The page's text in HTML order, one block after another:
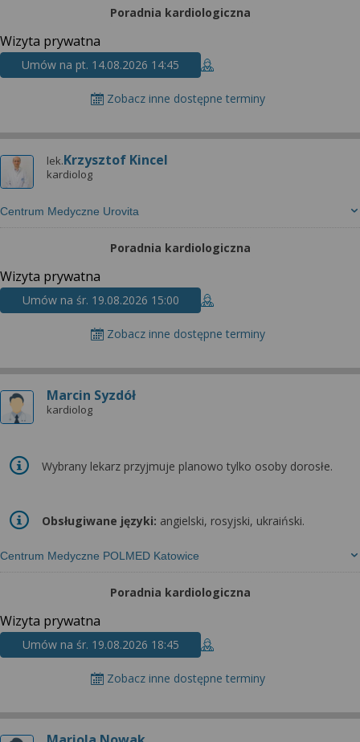
Poradnia kardiologiczna
Wizyta prywatna
Umów na pt. 14.08.2026 14:45
Zobacz inne dostępne terminy
lek.Krzysztof Kincel
kardiolog
Centrum Medyczne Urovita
Poradnia kardiologiczna
Wizyta prywatna
Umów na śr. 19.08.2026 15:00
Zobacz inne dostępne terminy
Marcin Syzdół
kardiolog
Centrum Medyczne POLMED Katowice
Wybrany lekarz przyjmuje planowo tylko osoby dorosłe.
Obsługiwane języki: angielski, rosyjski, ukraiński.
Poradnia kardiologiczna
Wizyta prywatna
Umów na śr. 19.08.2026 18:45
Zobacz inne dostępne terminy